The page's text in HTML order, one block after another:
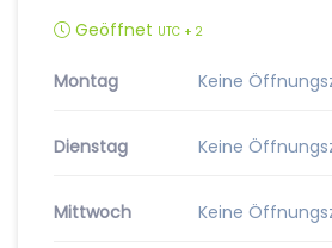
Geöffnet UTC + 2
Montag Keine
Dienstag Keine
Mittwoch Keine